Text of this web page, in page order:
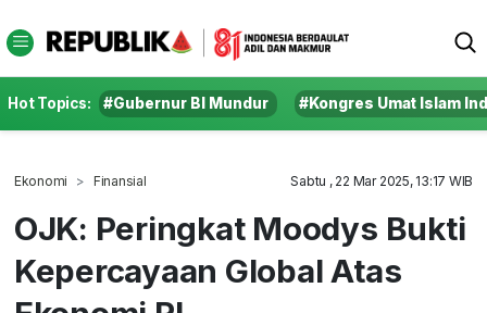
Hot Topics: #Gubernur BI Mundur #Kongres Umat Islam
Ekonomi Finansial Sabtu , 22 Mar 2025, 13:17 WIB
OJK: Peringkat Moodys Bukti
Kepercayaan Global Atas